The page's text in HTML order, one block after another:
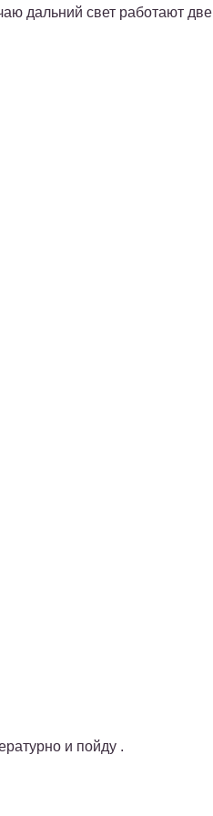
дальний свет работают две
и пойду .